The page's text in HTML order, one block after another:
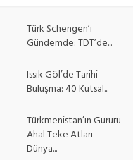
Türk Schengen’i
Gündemde: TDT’de...
Issık Göl’de Tarihi
Buluşma: 40 Kutsal...
Türkmenistan’ın Gururu
Ahal Teke Atları
Dünya...